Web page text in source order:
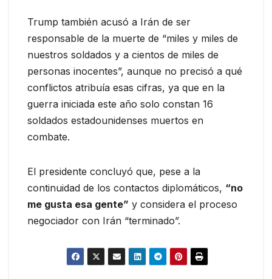
Trump también acusó a Irán de ser
responsable de la muerte de “miles y miles de
nuestros soldados y a cientos de miles de
personas inocentes”, aunque no precisó a qué
conflictos atribuía esas cifras, ya que en la
guerra iniciada este año solo constan 16
soldados estadounidenses muertos en
combate.
El presidente concluyó que, pese a la
continuidad de los contactos diplomáticos, “no
me gusta esa gente” y considera el proceso
negociador con Irán “terminado”.